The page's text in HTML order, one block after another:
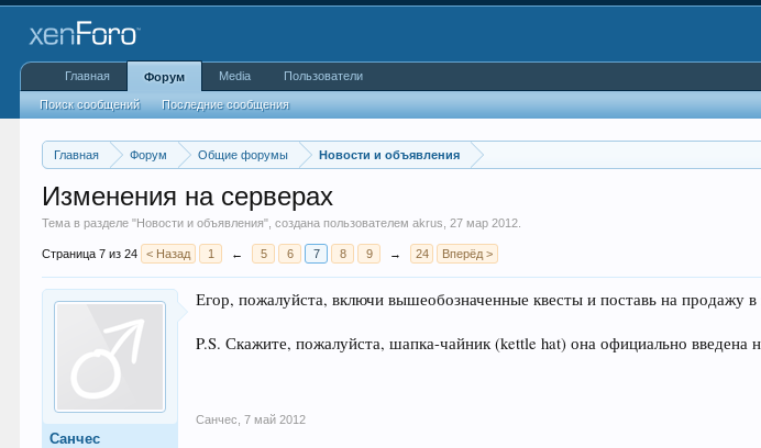
Главная Форум Общие форумы Новости и объявления
Изменения на серверах
Тема в разделе "Новости и объявления", создана пользователемakrus ,27 мар 2012
Страница 7 из 24 < Назад 1 ← 5 6 7 8 9 → 24 Вперёд >
Санчес
Егор, пожалуйста, включи вышеобозначенные квесты и поставь на продажу
P.S. Скажите, пожалуйста, шапка-чайник (kettle hat) она официально введена
Санчес 7 май 2012
Главная Форум
Поиск сообщений Последние сообщения
Media Пользователи